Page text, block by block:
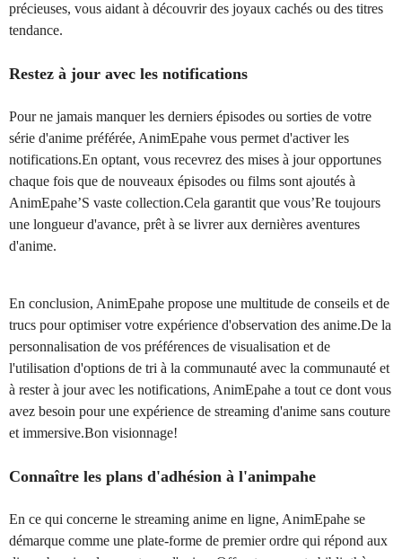
précieuses, vous aidant à découvrir des joyaux cachés ou des titres
tendance.
Restez à jour avec les notifications
Pour ne jamais manquer les derniers épisodes ou sorties de votre
série d'anime préférée, AnimEpahe vous permet d'activer les
notifications.En optant, vous recevrez des mises à jour opportunes
chaque fois que de nouveaux épisodes ou films sont ajoutés à
AnimEpahe’S vaste collection.Cela garantit que vous’Re toujours
une longueur d'avance, prêt à se livrer aux dernières aventures
d'anime.
En conclusion, AnimEpahe propose une multitude de conseils et de
trucs pour optimiser votre expérience d'observation des anime.De la
personnalisation de vos préférences de visualisation et de
l'utilisation d'options de tri à la communauté avec la communauté et
à rester à jour avec les notifications, AnimEpahe a tout ce dont vous
avez besoin pour une expérience de streaming d'anime sans couture
et immersive.Bon visionnage!
Connaître les plans d'adhésion à l'animpahe
En ce qui concerne le streaming anime en ligne, AnimEpahe se
démarque comme une plate-forme de premier ordre qui répond aux